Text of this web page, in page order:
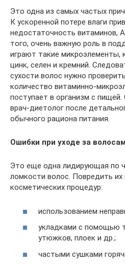
Это одна из самых частых
К ускоренной потере влаги
недостаточность витаминов,
того, очень важную роль в
играют такие микроэлементы,
цинк, селен и кремний.
сухости волос нужно
количество витаминно-
поступает в организм с
врач-диетолог после
обычного рациона питания.
Ошибки при уходе за
Это еще одна лидирующая по
ломкости волос. Повредить
косметических процедур:
использованием
укладками с помощью
утюжков, плоек и др.;
частыми сушками